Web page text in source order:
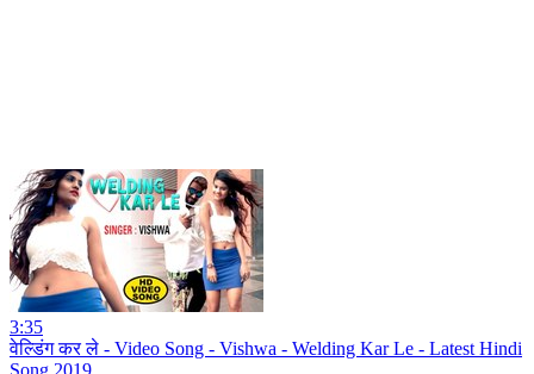
3:35
वेल्डिंग कर ले - Video Song - Vishwa - Welding Kar Le - Latest Hindi